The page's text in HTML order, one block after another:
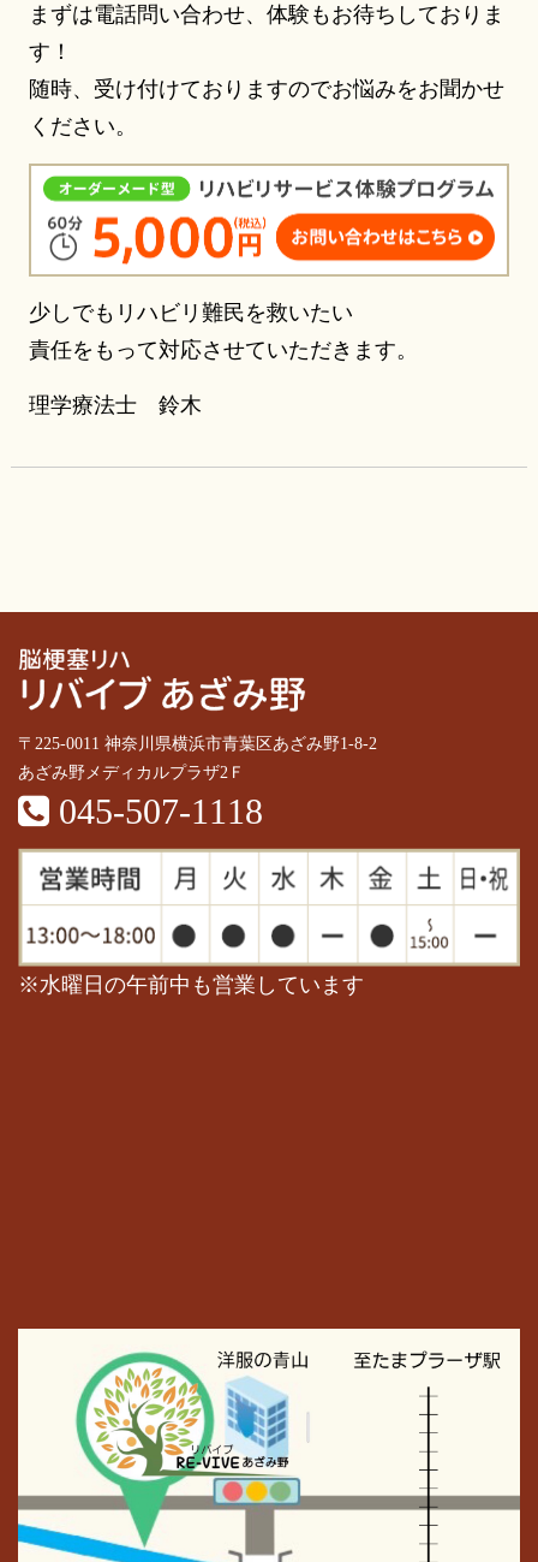
まずは電話問い合わせ、体験もお待ちしておりま
す！
随時、受け付けておりますのでお悩みをお聞かせ
ください。
少しでもリハビリ難民を救いたい
責任をもって対応させていただきます。
理学療法士 鈴木
〒225-0011 神奈川県横浜市青葉区あざみ野1-8-2
あざみ野メディカルプラザ2Ｆ
045-507-1118
※水曜日の午前中も営業しています